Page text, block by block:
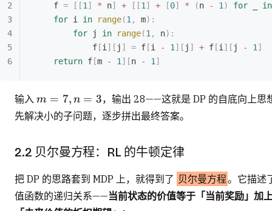
    f
= [[1] * n] + [[1] + [0] * (n - 1) for
in
    for
i in range(1, m):
        for
j in range(1, n):
            f
[i][ j ] = f [i - 1][ j ] + f [i][ j - 1]
    return
f [m - 1][n - 1]
输入 m=7,
n=3
m = 7, n = 3，输出 28——这就是 DP 的自底向上思
先解决小的子问题，逐步拼出最终答案。
2.2 贝尔曼方程：RL 的牛顿定律
把 DP 的思路套到 MDP 上，就得到了 贝尔曼方程。它描述
值函数的递归关系——当前状态的价值等于「当前奖励」加